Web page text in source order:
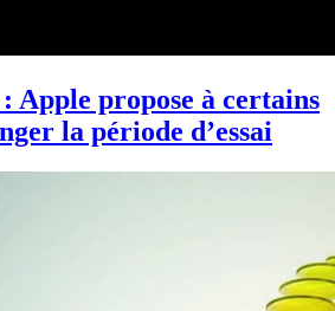
Apple propose à certains
la période d’essai